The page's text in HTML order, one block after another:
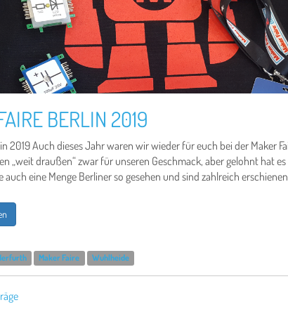
BERLIN 2019
2019 Auch dieses Jahr waren wir wieder für euch bei der Maker
„weit draußen“ zwar für unseren Geschmack, aber gelohnt hat
auch eine Menge Berliner so gesehen und sind zahlreich
Maker Faire Wuhlheide